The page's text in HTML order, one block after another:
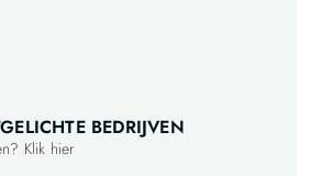
BEDRIJVEN
Klik hier